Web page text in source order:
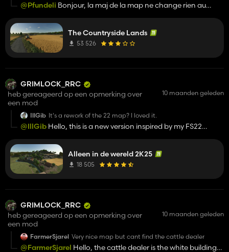
animaux ou quand j'ajoute des paturages. Je précise
@Pfundeli Bonjour, la maj de la map ne change rien au
C'est peut être du à un mod ou à la maj Giants 1.11 ...
The Countryside Lands
53 526
GRIMLOCK_RRC
heb gereageerd op een opmerking over
een mod
10 maanden geleden
IllGib It's a rework of the 22 map? I loved it.
@IllGib Hello, this is a new version inspired by my FS22
Alleen in de wereld 2K25
18 505
GRIMLOCK_RRC
heb gereageerd op een opmerking over
een mod
10 maanden geleden
FarmerSjarel Very nice map but cant find the cattle dealer
@FarmerSjarel Hello, the cattle dealer is the white building